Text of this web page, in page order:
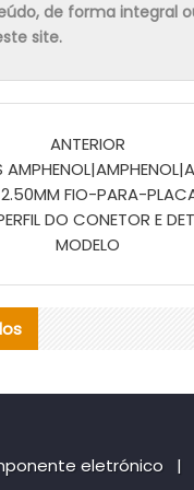
de forma integral
site.
ANTERIOR
FIO-PARA-
DO CONETOR E
MODELO
eletrónico |